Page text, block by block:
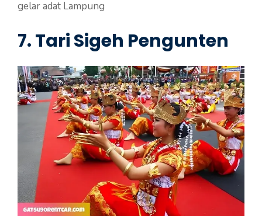
gelar adat Lampung
7.Tari Sigeh Pengunten